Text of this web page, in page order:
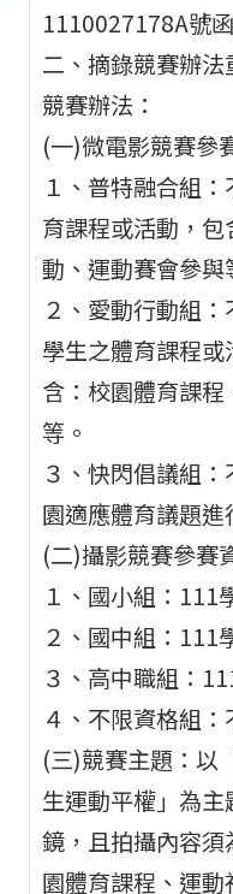
1110027178A號
二、摘錄競賽辦
競賽辦法：
(一)微電影競賽參
１、普特融合組
育課程或活動，
動、運動賽會參與
２、愛動行動組
學生之體育課程
含：校園體育課
等。
３、快閃倡議組
園適應體育議題進
(二)攝影競賽參賽
１、國小組：111
２、國中組：111
３、高中職組：
４、不限資格組
(三)競賽主題：以
生運動平權」為
鏡，且拍攝內容
園體育課程、運動